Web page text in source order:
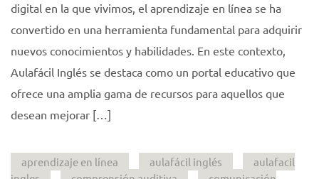
digital en la que vivimos, el aprendizaje en línea se ha
convertido en una herramienta fundamental para adquirir
nuevos conocimientos y habilidades. En este contexto,
Aulafácil Inglés se destaca como un portal educativo que
ofrece una amplia gama de recursos para aquellos que
desean mejorar […]
aprendizaje en línea aulafácil inglés
aulafacil